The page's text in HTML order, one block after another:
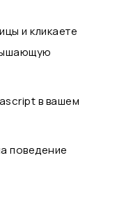
и кликаете
в вашем
поведение